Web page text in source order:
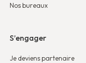
Nos bureaux
S’engager
Je deviens partenaire